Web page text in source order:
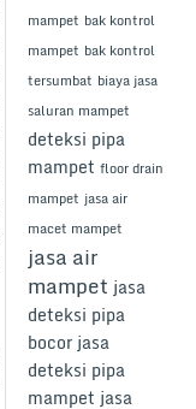
mampet bak kontrol
mampet bak kontrol
tersumbat biaya jasa
saluran mampet
deteksi pipa
mampet floor drain
mampet jasa air
macet mampet
jasa air
mampet jasa
deteksi pipa
bocor jasa
deteksi pipa
mampet jasa